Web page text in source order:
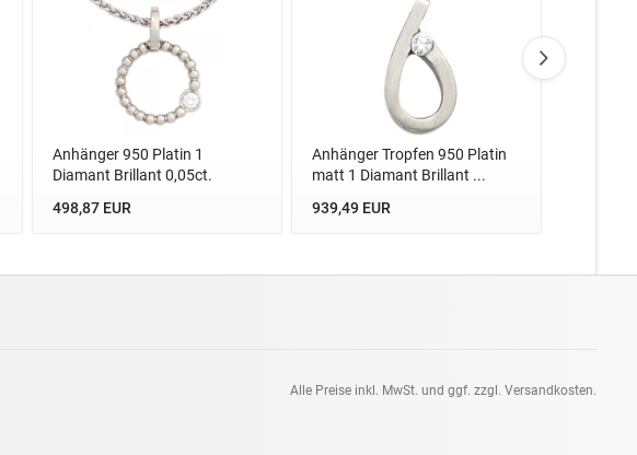
Anhänger 950 Platin 1
Diamant Brillant 0,05ct.
498,87 EUR
Anhänger Tropfen 950 Platin
matt 1 Diamant Brillant ...
939,49 EUR
Alle Preise inkl. MwSt. und ggf. zzgl. Versandkosten.